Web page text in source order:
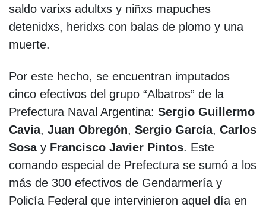
saldo varixs adultxs y niñxs mapuches
detenidxs, heridxs con balas de plomo y una
muerte.
Por este hecho, se encuentran imputados
cinco efectivos del grupo “Albatros” de la
Prefectura Naval Argentina: Sergio Guillermo
Cavia, Juan Obregón, Sergio García, Carlos
Sosay Francisco Javier Pintos. Este
comando especial de Prefectura se sumó a los
más de 300 efectivos de Gendarmería y
Policía Federal que intervinieron aquel día en